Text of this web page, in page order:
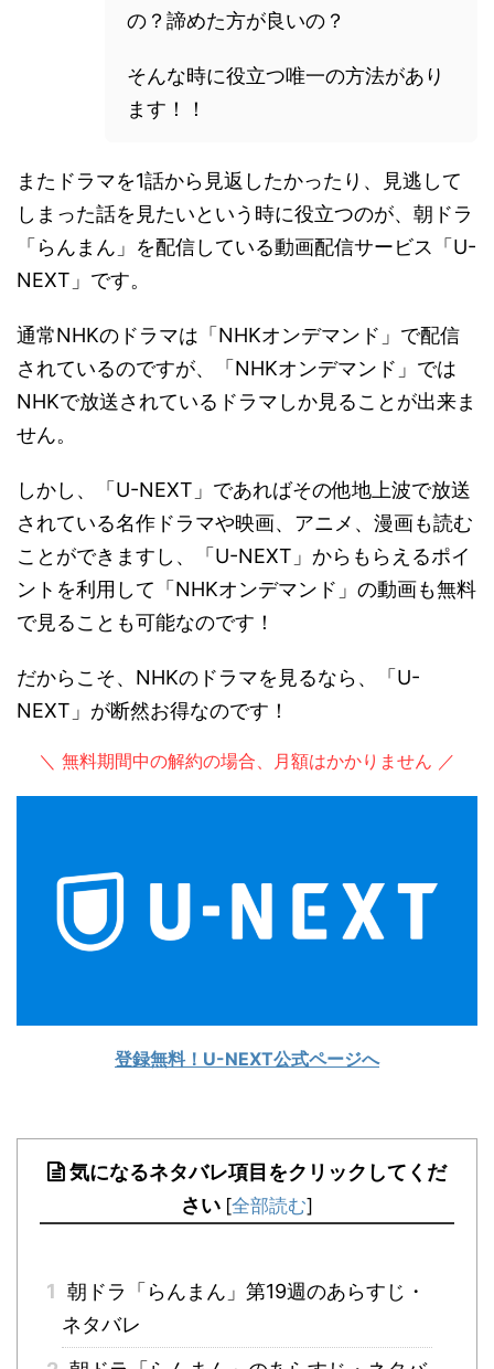
の？諦めた方が良いの？
そんな時に役立つ唯一の方法があり
ます！！
またドラマを1話から見返したかったり、見逃して
しまった話を見たいという時に役立つのが、朝ドラ
「らんまん」を配信している動画配信サービス「U-
NEXT」です。
通常NHKのドラマは「NHKオンデマンド」で配信
されているのですが、「NHKオンデマンド」では
NHKで放送されているドラマしか見ることが出来ま
せん。
しかし、「U-NEXT」であればその他地上波で放送
されている名作ドラマや映画、アニメ、漫画も読む
ことができますし、「U-NEXT」からもらえるポイ
ントを利用して「NHKオンデマンド」の動画も無料
で見ることも可能なのです！
だからこそ、NHKのドラマを見るなら、「U-
NEXT」が断然お得なのです！
＼ 無料期間中の解約の場合、月額はかかりません ／
登録無料！U-NEXT公式ページへ
気になるネタバレ項目をクリックしてくだ
さい [全部読む]
1 朝ドラ「らんまん」第19週のあらすじ・
ネタバレ